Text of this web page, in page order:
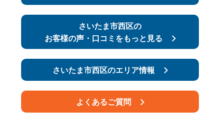
さいたま市西区の
お客様の声・口コミをもっと見る
さいたま市西区のエリア情報
よくあるご質問